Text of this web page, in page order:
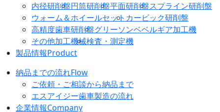
内径研削盤円筒研削盤平面研削盤スプライン研削盤
ウォーム＆ホイールセット カービック研削盤
高精度歯車研削盤グリーソンベベルギア加工機
その他加工機械検査・測定機
製品情報Product
納品までの流れFlow
ご依頼・ご相談から納品まで
エスアイジー歯車製造の流れ
企業情報Company